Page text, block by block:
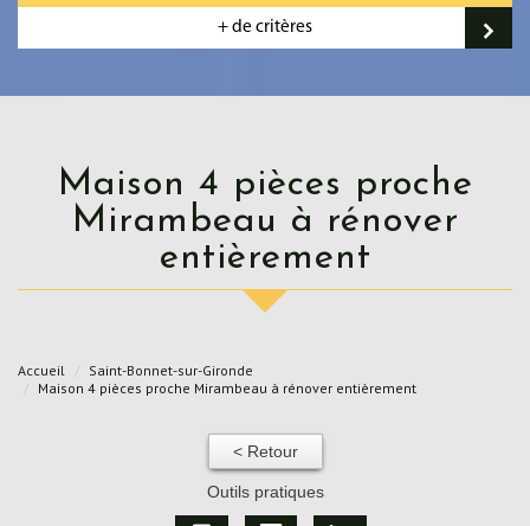
+ de critères
Maison 4 pièces proche
Mirambeau à rénover
entièrement
Accueil
Saint-Bonnet-sur-Gironde
Maison 4 pièces proche Mirambeau à rénover entièrement
< Retour
Outils pratiques